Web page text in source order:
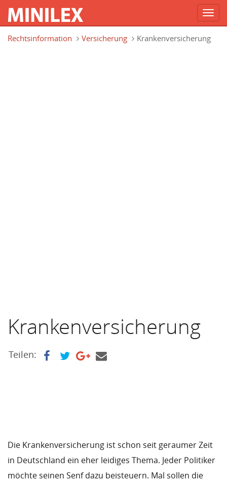
Rechtsinformation
Versicherung Krankenversicherung
Krankenversicherung
Teilen:
Die Krankenversicherung ist schon seit geraumer Zeit
in Deutschland ein eher leidiges Thema. Jeder Politiker
möchte seinen Senf dazu beisteuern. Mal sollen die